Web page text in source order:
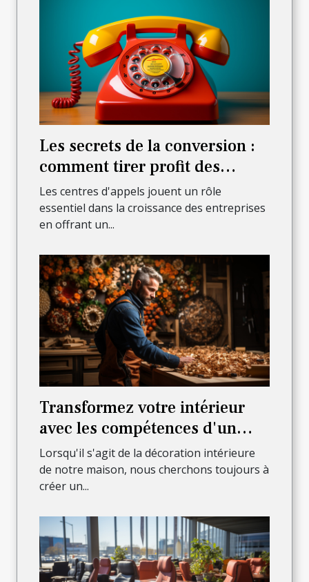
Les secrets de la conversion :
comment tirer profit des
appels entrants pour stimuler
vos ventes ?
Les centres d'appels jouent un rôle
essentiel dans la croissance des entreprises
en offrant un...
Transformez votre intérieur
avec les compétences d'un
menuisier professionnel
Lorsqu'il s'agit de la décoration intérieure
de notre maison, nous cherchons toujours à
créer un...